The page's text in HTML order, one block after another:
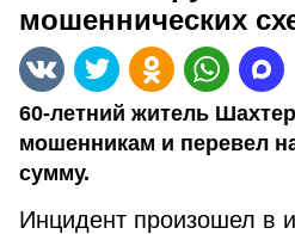
мошеннических
60-летний житель
мошенникам и перевел
сумму.
Инцидент произошел в